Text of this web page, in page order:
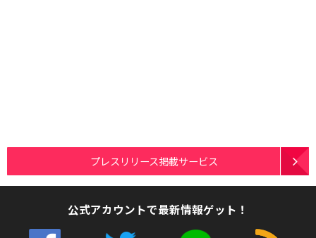
プレスリリース掲載サービス
公式アカウントで最新情報ゲット！